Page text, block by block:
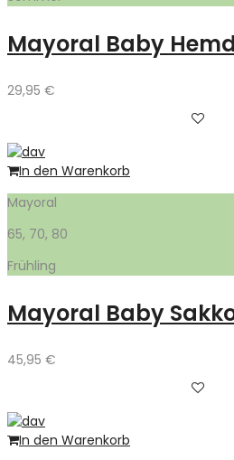
Mayoral Baby
29,95 €
In den Warenkorb
Mayoral
65, 70, 80
Frühling
Mayoral Baby
45,95 €
In den Warenkorb